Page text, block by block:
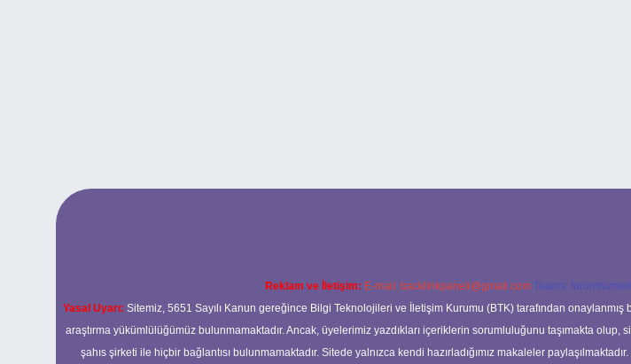
Reklam ve İletişim: E-mail: backlinkpaneli@gmail.com Teams:
Yasal Uyarı: Sitemiz, 5651 Sayılı Kanun gereğince Bilgi Teknolojileri ve İletişim Kurumu (BTK) tarafından
araştırma yükümlülüğümüz bulunmamaktadır. Ancak, üyelerimiz yazdıkları içeriklerin sorumluluğunu taşımakta
şahıs şirketi ile hiçbir bağlantısı bulunmamaktadır. Sitede yalnızca kendi hazırladığımız makaleler